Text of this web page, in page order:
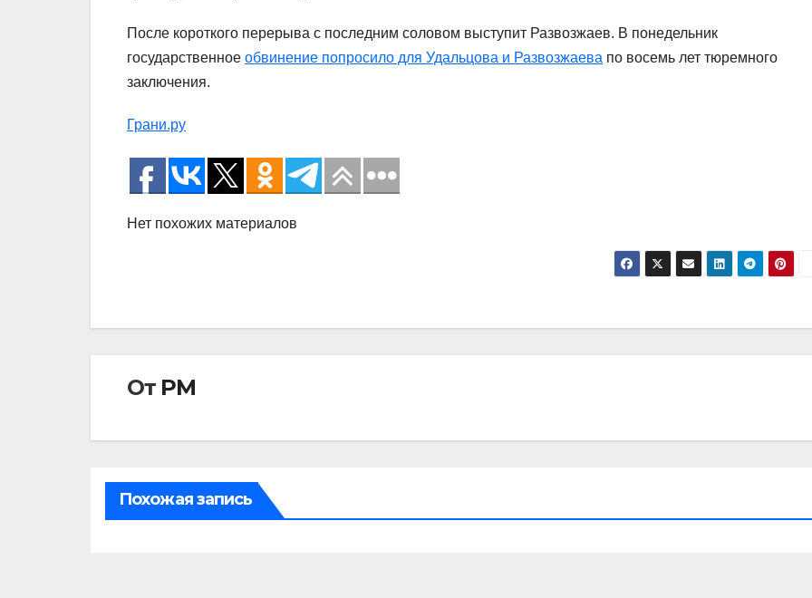
После короткого перерыва с последним соловом выступит Развозжаев. В понедельник
государственное обвинение попросило для Удальцова и Развозжаева по восемь лет тюремного
заключения.
Грани.ру
Нет похожих материалов
От РМ
Похожая запись